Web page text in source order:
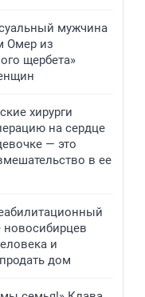
мужчина
Омер из
щербета»
хирурги
на сердце
— это
в ее
новосибирцев
и
дом